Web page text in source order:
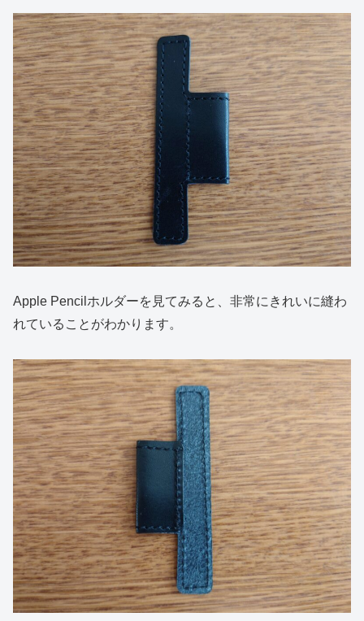
Apple Pencilホルダーを見てみると、非常にきれいに縫わ
れていることがわかります。